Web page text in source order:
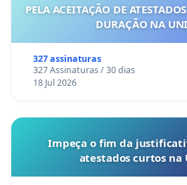
PELA ACEITAÇÃO DE
DURAÇÃO NA
327 assinaturas
327 Assinaturas / 30 dias
18 Jul 2026
Impeça o fim da
atestados curtos na